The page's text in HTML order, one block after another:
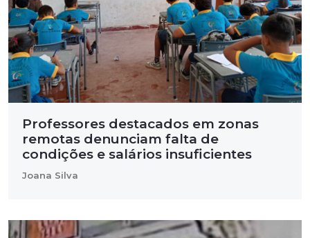
Professores destacados em zonas
remotas denunciam falta de
condições e salários insuficientes
Joana Silva